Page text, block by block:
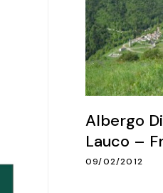
Albergo
Lauco –
09/02/2012